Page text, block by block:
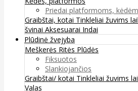
Priedai platformoms,
Graibštai, kotai Tinkleliai žuvims
švinai Aksesuarai Indai
Plūdinė žvejyba
Meškerės Ritės Plūdės
Fiksuotos
Slankiojančios
Graibštai/ kotai Tinkleliai žuvims
Valas